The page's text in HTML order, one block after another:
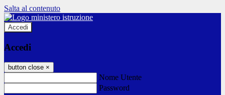
Salta al contenuto
Accedi
Accedi
button close ×
Nome Utente
Password